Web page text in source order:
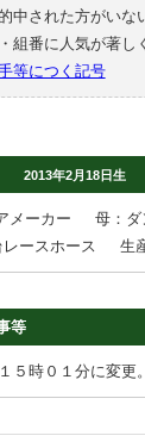
中された方がいな
組番に人気が著し
等につく記号
2013年2月18日生
メーカー
母：ダ
ースホース
生
等
５時０１分に変更。